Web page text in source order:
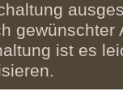
ist es